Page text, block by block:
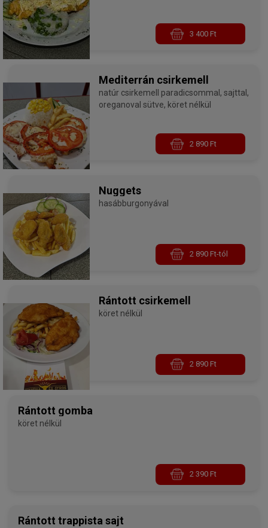
3 400 Ft
Mediterrán csirkemell
natúr csirkemell paradicsommal, sajttal,
oreganoval sütve, köret nélkül
2 890 Ft
Nuggets
hasábburgonyával
2 890 Ft-tól
Rántott csirkemell
köret nélkül
2 890 Ft
Rántott gomba
köret nélkül
2 390 Ft
Rántott trappista sajt